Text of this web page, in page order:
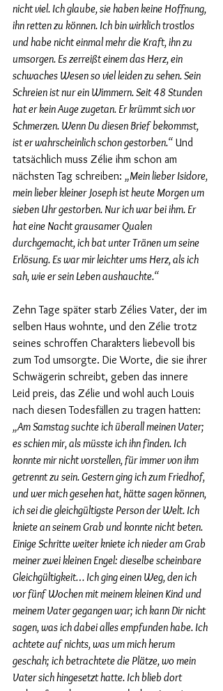
nicht viel. Ich glaube, sie haben keine Hoffnung,
ihn retten zu können. Ich bin wirklich trostlos
und habe nicht einmal mehr die Kraft, ihn zu
umsorgen. Es zerreißt einem das Herz, ein
schwaches Wesen so viel leiden zu sehen. Sein
Schreien ist nur ein Wimmern. Seit 48 Stunden
hat er kein Auge zugetan. Er krümmt sich vor
Schmerzen. Wenn Du diesen Brief bekommst,
ist er wahrscheinlich schon gestorben.“ Und
tatsächlich muss Zélie ihm schon am
nächsten Tag schreiben: „Mein lieber Isidore,
mein lieber kleiner Joseph ist heute Morgen um
sieben Uhr gestorben. Nur ich war bei ihm. Er
hat eine Nacht grausamer Qualen
durchgemacht, ich bat unter Tränen um seine
Erlösung. Es war mir leichter ums Herz, als ich
sah, wie er sein Leben aushauchte.“
Zehn Tage später starb Zélies Vater, der im
selben Haus wohnte, und den Zélie trotz
seines schroffen Charakters liebevoll bis
zum Tod umsorgte. Die Worte, die sie ihrer
Schwägerin schreibt, geben das innere
Leid preis, das Zélie und wohl auch Louis
nach diesen Todesfällen zu tragen hatten:
„Am Samstag suchte ich überall meinen Vater;
es schien mir, als müsste ich ihn finden. Ich
konnte mir nicht vorstellen, für immer von ihm
getrennt zu sein. Gestern ging ich zum Friedhof,
und wer mich gesehen hat, hätte sagen können,
ich sei die gleichgültigste Person der Welt. Ich
kniete an seinem Grab und konnte nicht beten.
Einige Schritte weiter kniete ich nieder am Grab
meiner zwei kleinen Engel: dieselbe scheinbare
Gleichgültigkeit… Ich ging einen Weg, den ich
vor fünf Wochen mit meinem kleinen Kind und
meinem Vater gegangen war; ich kann Dir nicht
sagen, was ich dabei alles empfunden habe. Ich
achtete auf nichts, was um mich herum
geschah; ich betrachtete die Plätze, wo mein
Vater sich hingesetzt hatte. Ich blieb dort